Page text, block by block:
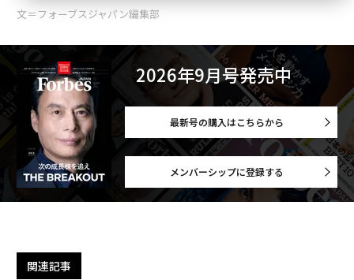
文＝フォーブスジャパン編集部
2026年9月号発売中
最新号の購入はこちらから
メンバーシップに登録する
関連記事